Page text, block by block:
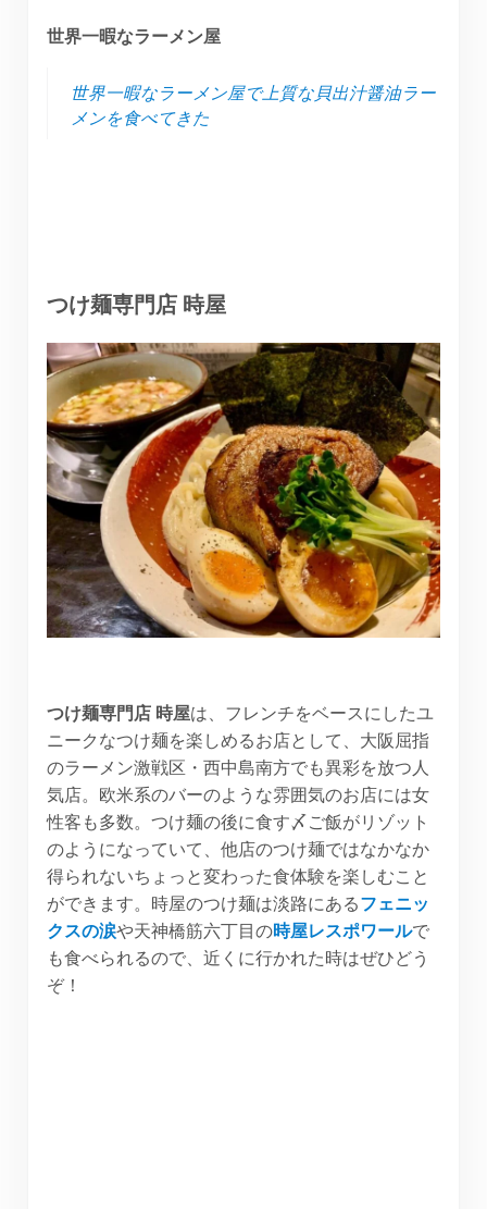
世界一暇なラーメン屋
世界一暇なラーメン屋で上質な貝出汁醤油ラー
メンを食べてきた
つけ麺専門店 時屋
つけ麺専門店 時屋は、フレンチをベースにしたユ
ニークなつけ麺を楽しめるお店として、大阪屈指
のラーメン激戦区・西中島南方でも異彩を放つ人
気店。欧米系のバーのような雰囲気のお店には女
性客も多数。つけ麺の後に食す〆ご飯がリゾット
のようになっていて、他店のつけ麺ではなかなか
得られないちょっと変わった食体験を楽しむこと
ができます。時屋のつけ麺は淡路にあるフェニッ
クスの涙や天神橋筋六丁目の時屋レスポワールで
も食べられるので、近くに行かれた時はぜひどう
ぞ！